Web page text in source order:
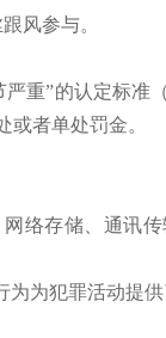
风参与。
重”的认定标准
者单处罚金。
络存储、通讯
为犯罪活动提供